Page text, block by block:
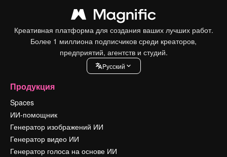
Креативная платформа для создания ваших лучших работ.
Более 1 миллиона подписчиков среди креаторов,
предприятий, агентств и студий.
Pусский
Продукция
Spaces
ИИ-помощник
Генератор изображений ИИ
Генератор видео ИИ
Генератор голоса на основе ИИ